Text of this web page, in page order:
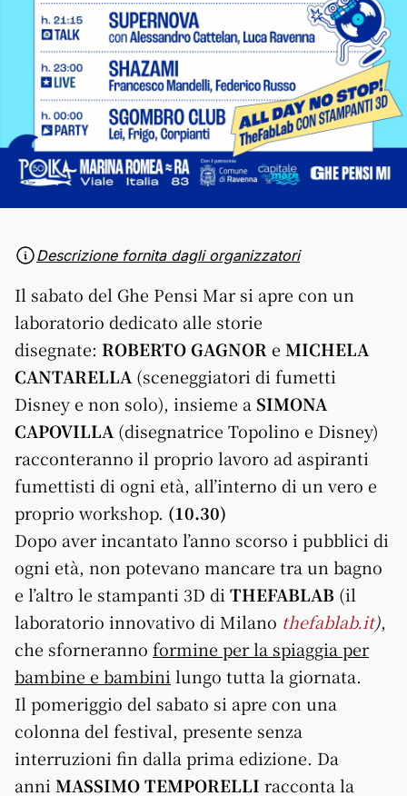
Descrizione fornita dagli organizzatori
Il sabato del Ghe Pensi Marsi apre con un
laboratorio dedicato alle storie
disegnate: ROBERTO GAGNOR e MICHELA
CANTARELLA (sceneggiatori di fumetti
Disney e non solo), insieme a SIMONA
CAPOVILLA (disegnatrice Topolino e Disney)
racconteranno il proprio lavoro ad aspiranti
fumettisti di ogni età, all’interno di un vero e
proprio workshop. (10.30)
Dopo aver incantato l’anno scorso i pubblici di
ogni età, non potevano mancare tra un bagno
e l’altro le stampanti 3D di THEFABLAB (il
laboratorio innovativo di Milano thefablab.it),
che sforneranno formine per la spiaggia per
bambine e bambini lungo tutta la giornata.
Il pomeriggio del sabato si apre con una
colonna del festival, presente senza
interruzioni fin dalla prima edizione. Da
anni MASSIMO TEMPORELLI racconta la